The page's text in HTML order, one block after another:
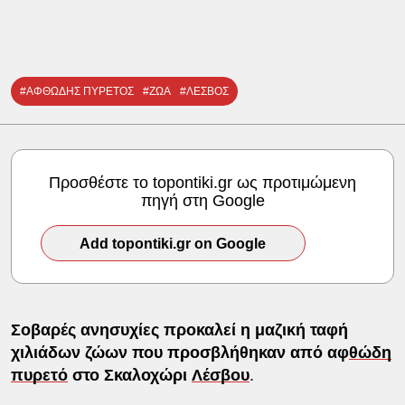
#ΑΦΘΩΔΗΣ ΠΥΡΕΤΟΣ #ΖΩΑ #ΛΕΣΒΟΣ
Προσθέστε το topontiki.gr ως προτιμώμενη
πηγή στη Google
Add topontiki.gr on Google
Σοβαρές ανησυχίες προκαλεί η μαζική ταφή
χιλιάδων ζώων που προσβλήθηκαν από αφθώδη
πυρετόστο Σκαλοχώρι Λέσβου.